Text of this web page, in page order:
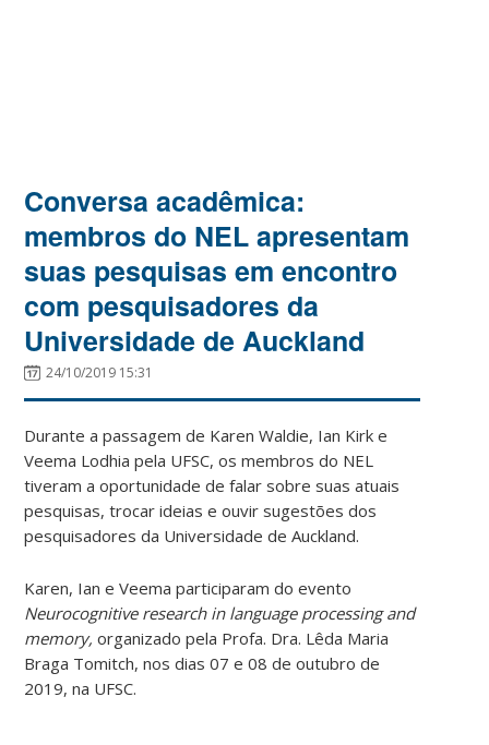
Conversa acadêmica:
membros do NEL apresentam
suas pesquisas em encontro
com pesquisadores da
Universidade de Auckland
24/10/2019 15:31
Durante a passagem de Karen Waldie, Ian Kirk e
Veema Lodhia pela UFSC, os membros do NEL
tiveram a oportunidade de falar sobre suas atuais
pesquisas, trocar ideias e ouvir sugestões dos
pesquisadores da Universidade de Auckland.
Karen, Ian e Veema participaram do evento
Neurocognitive research in language processing and
memory,organizado pela Profa. Dra. Lêda Maria
Braga Tomitch, nos dias 07 e 08 de outubro de
2019, na UFSC.